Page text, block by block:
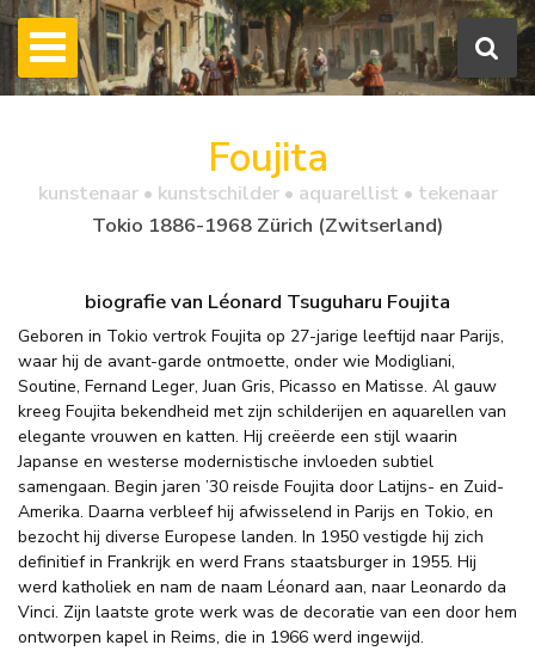
Foujita
kunstenaar • kunstschilder • aquarellist • tekenaar
Tokio 1886-1968 Zürich (Zwitserland)
biografie van Léonard Tsuguharu Foujita
Geboren in Tokio vertrok Foujita op 27-jarige leeftijd naar Parijs,
waar hij de avant-garde ontmoette, onder wie Modigliani,
Soutine, Fernand Leger, Juan Gris, Picasso en Matisse. Al gauw
kreeg Foujita bekendheid met zijn schilderijen en aquarellen van
elegante vrouwen en katten. Hij creëerde een stijl waarin
Japanse en westerse modernistische invloeden subtiel
samengaan. Begin jaren ’30 reisde Foujita door Latijns- en Zuid-
Amerika. Daarna verbleef hij afwisselend in Parijs en Tokio, en
bezocht hij diverse Europese landen. In 1950 vestigde hij zich
definitief in Frankrijk en werd Frans staatsburger in 1955. Hij
werd katholiek en nam de naam Léonard aan, naar Leonardo da
Vinci. Zijn laatste grote werk was de decoratie van een door hem
ontworpen kapel in Reims, die in 1966 werd ingewijd.